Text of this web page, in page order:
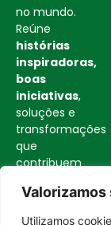
Valorizamos
Utilizamos
no mundo.
Reúne
histórias
inspiradoras,
boas
iniciativas,
soluções e
transformações
que
contribuem
sociedade
mais